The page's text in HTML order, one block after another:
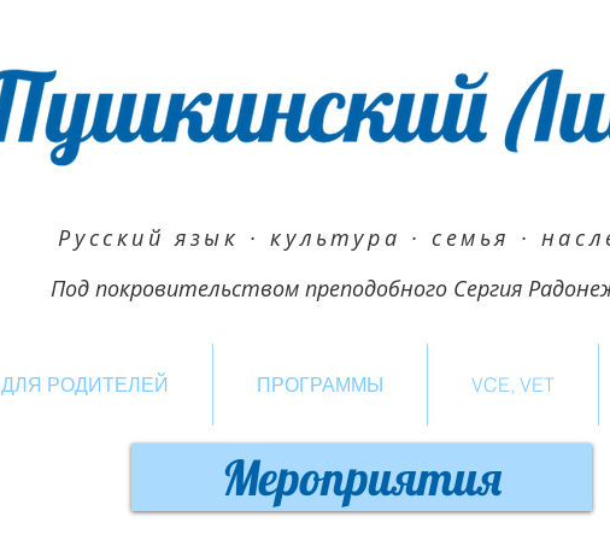
Русский язык · культура · семья ·
Под покровительством преподобного Сергия
ДЛЯ РОДИТЕЛЕЙ ПРОГРАММЫ VCE, VET
Мероприятия